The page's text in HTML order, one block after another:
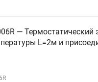
—
L=2м и